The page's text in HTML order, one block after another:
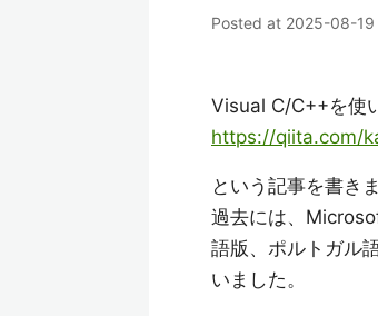
Posted at 2025-08-19
Visual C/C++を使
https://qiita.com/
という記事を書き
過去には、
語版、ポルトガル
いました。